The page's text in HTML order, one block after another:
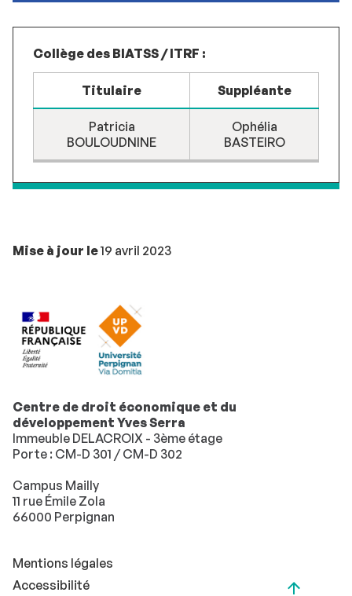
Collège des BIATSS / ITRF :
Titulaire Suppléante
Patricia
BOULOUDNINE
Ophélia
BASTEIRO
Mise à jour le19 avril 2023
Centre de droit économique et du
développement Yves Serra
Immeuble DELACROIX - 3ème étage
Porte : CM-D 301 / CM-D 302
Campus Mailly
11 rue Émile Zola
66000 Perpignan
Mentions légales
Accessibilité